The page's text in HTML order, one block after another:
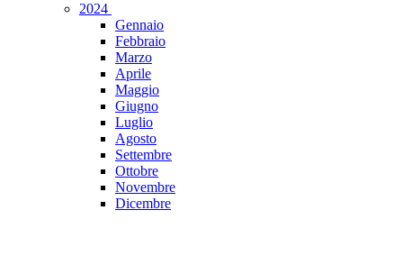
2024
Gennaio
Febbraio
Marzo
Aprile
Maggio
Giugno
Luglio
Agosto
Settembre
Ottobre
Novembre
Dicembre